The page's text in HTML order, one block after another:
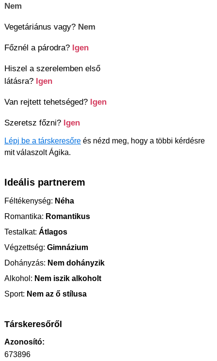
Nem
Vegetáriánus vagy? Nem
Főznél a párodra? Igen
Hiszel a szerelemben első
látásra? Igen
Van rejtett tehetséged? Igen
Szeretsz főzni? Igen
Lépj be a társkeresőre és nézd meg, hogy a többi kérdésre
mit válaszolt Ágika.
Ideális partnerem
Féltékenység: Néha
Romantika: Romantikus
Testalkat: Átlagos
Végzettség: Gimnázium
Dohányzás: Nem dohányzik
Alkohol: Nem iszik alkoholt
Sport: Nem az ő stílusa
Társkeresőről
Azonosító:
673896